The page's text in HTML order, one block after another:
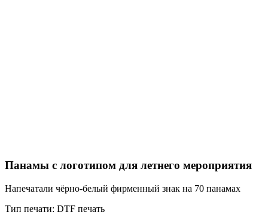
Панамы с логотипом для летнего мероприятия
Напечатали чёрно-белый фирменный знак на 70 панамах
Тип печати: DTF печать